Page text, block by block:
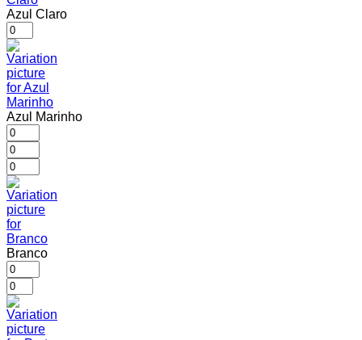
Azul Claro
Azul Marinho
Branco